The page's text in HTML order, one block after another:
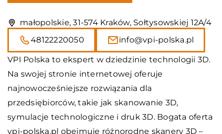
małopolskie, 31-574 Kraków, Sołtysowskiej 12A/4
48122220050
info@vpi-polska.pl
VPI Polska to ekspert w dziedzinie technologii 3D.
Na swojej stronie internetowej oferuje
najnowocześniejsze rozwiązania dla
przedsiębiorców, takie jak skanowanie 3D,
symulacje technologiczne i druk 3D. Bogata oferta
vpi-polska.pl obejmuje różnorodne skanery 3D –